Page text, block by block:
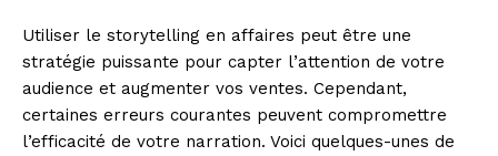
Utiliser le storytelling en affaires peut être une
stratégie puissante pour capter l’attention de votre
audience et augmenter vos ventes. Cependant,
certaines erreurs courantes peuvent compromettre
l’efficacité de votre narration. Voici quelques-unes de